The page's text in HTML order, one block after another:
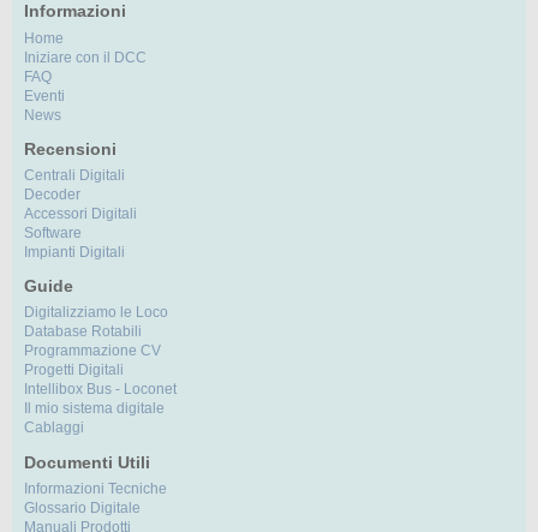
Informazioni
Home
Iniziare con il DCC
FAQ
Eventi
News
Recensioni
Centrali Digitali
Decoder
Accessori Digitali
Software
Impianti Digitali
Guide
Digitalizziamo le Loco
Database Rotabili
Programmazione CV
Progetti Digitali
Intellibox Bus - Loconet
Il mio sistema digitale
Cablaggi
Documenti Utili
Informazioni Tecniche
Glossario Digitale
Manuali Prodotti